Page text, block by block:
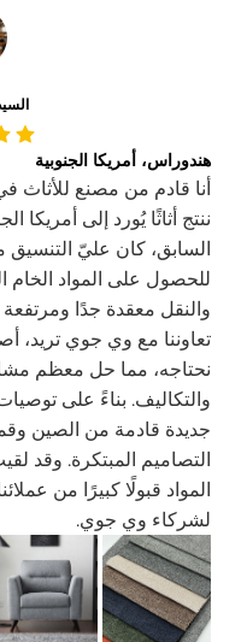
هندوراس، أمريكا الجنوبية
أنا قادم من مصنع للأثاث
ننتج أثاثًا يُورد إلى أمريكا
السابق، كان عليّ
للحصول على المواد الخام
تعاوننا مع وي جوي تريد،
نحتاجه، مما حل معظم
والتكاليف. بناءً على
جديدة قادمة من الصين
التصاميم المبتكرة. وقد
المواد قبولًا كبيرًا من
لشركاء وي جوي.